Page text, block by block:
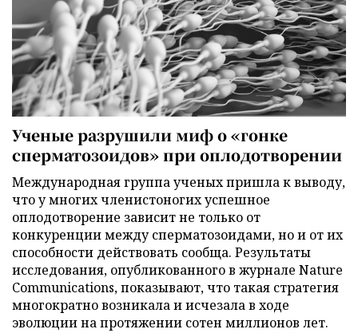
Ученые разрушили миф о «гонке
сперматозоидов» при оплодотворении
Международная группа ученых пришла к выводу,
что у многих членистоногих успешное
оплодотворение зависит не только от
конкуренции между сперматозоидами, но и от их
способности действовать сообща. Результаты
исследования, опубликованного в журнале Nature
Communications, показывают, что такая стратегия
многократно возникала и исчезала в ходе
эволюции на протяжении сотен миллионов лет.